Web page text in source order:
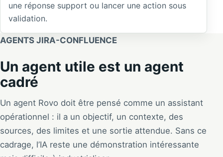
une réponse support ou lancer une action sous
validation.
AGENTS JIRA-CONFLUENCE
Un agent utile est un agent
cadré
Un agent Rovo doit être pensé comme un assistant
opérationnel : il a un objectif, un contexte, des
sources, des limites et une sortie attendue. Sans ce
cadrage, l’IA reste une démonstration intéressante